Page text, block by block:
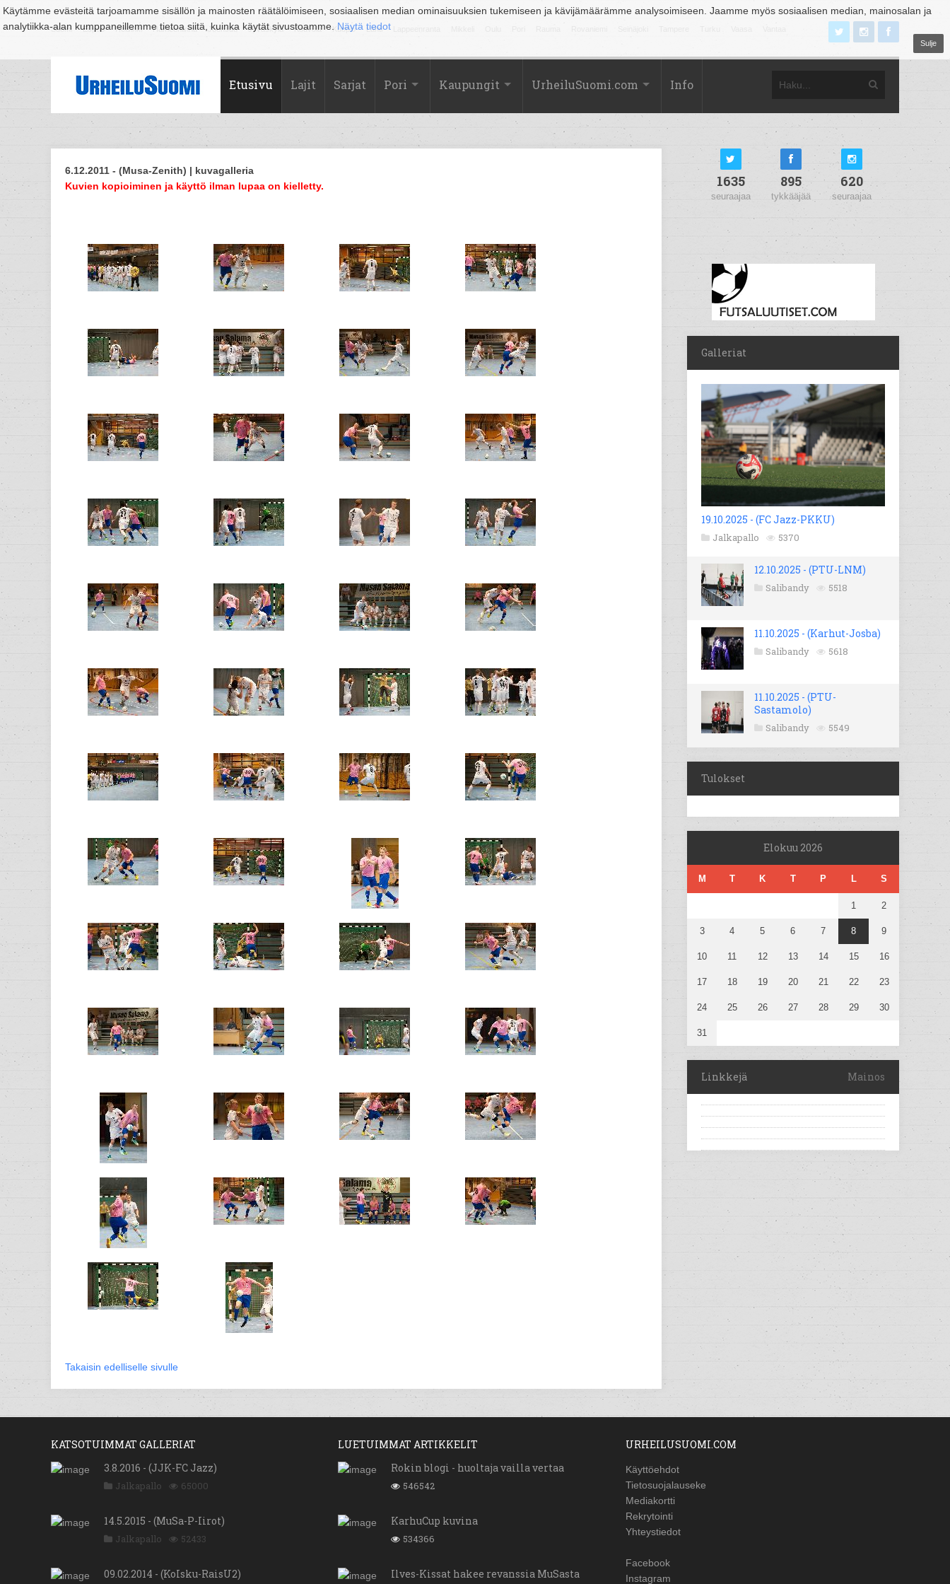
Käytämme evästeitä tarjoamamme sisällön ja mainosten räätälöimiseen, sosiaalisen median ominaisuuksien tukemiseen ja kävijämäärämme analysoimiseen. Jaamme myös sosiaalisen median, mainosalan ja
analytiikka-alan kumppaneillemme tietoa siitä, kuinka käytät sivustoamme. Näytä tiedot
Sulje
Suomi Espoo Helsinki Hämeenlinna Joensuu Jyväskylä Kouvola Kuopio Lahti
Etusivu Lajit Sarjat Pori Kaupungit UrheiluSuomi.com Info
6.12.2011 - (Musa-Zenith) | kuvagalleria
Kuvien kopioiminen ja käyttö ilman lupaa on kielletty.
Takaisin edelliselle sivulle
1635
seuraajaa
895
tykkääjää
620
seuraajaa
Galleriat
19.10.2025 - (FC Jazz-PKKU)
Jalkapallo 5370
12.10.2025 - (PTU-LNM)
Salibandy 5518
11.10.2025 - (Karhut-Josba)
Salibandy 5618
11.10.2025 - (PTU-
Sastamolo)
Salibandy 5549
Tulokset
Elokuu 2026
M T K T P L S
1 2
3 4 5 6 7 8 9
10 11 12 13 14 15 16
17 18 19 20 21 22 23
24 25 26 27 28 29 30
31
Linkkejä Mainos
KATSOTUIMMAT GALLERIAT
3.8.2016 - (JJK-FC Jazz)
Jalkapallo 65000
14.5.2015 - (MuSa-P-Iirot)
Jalkapallo 52433
09.02.2014 - (KoIsku-RaisU2)
LUETUIMMAT ARTIKKELIT
Rokin blogi - huoltaja vailla vertaa
546542
KarhuCup kuvina
534366
Ilves-Kissat hakee revanssia MuSasta
URHEILUSUOMI.COM
Käyttöehdot
Tietosuojalauseke
Mediakortti
Rekrytointi
Yhteystiedot
Facebook
Instagram